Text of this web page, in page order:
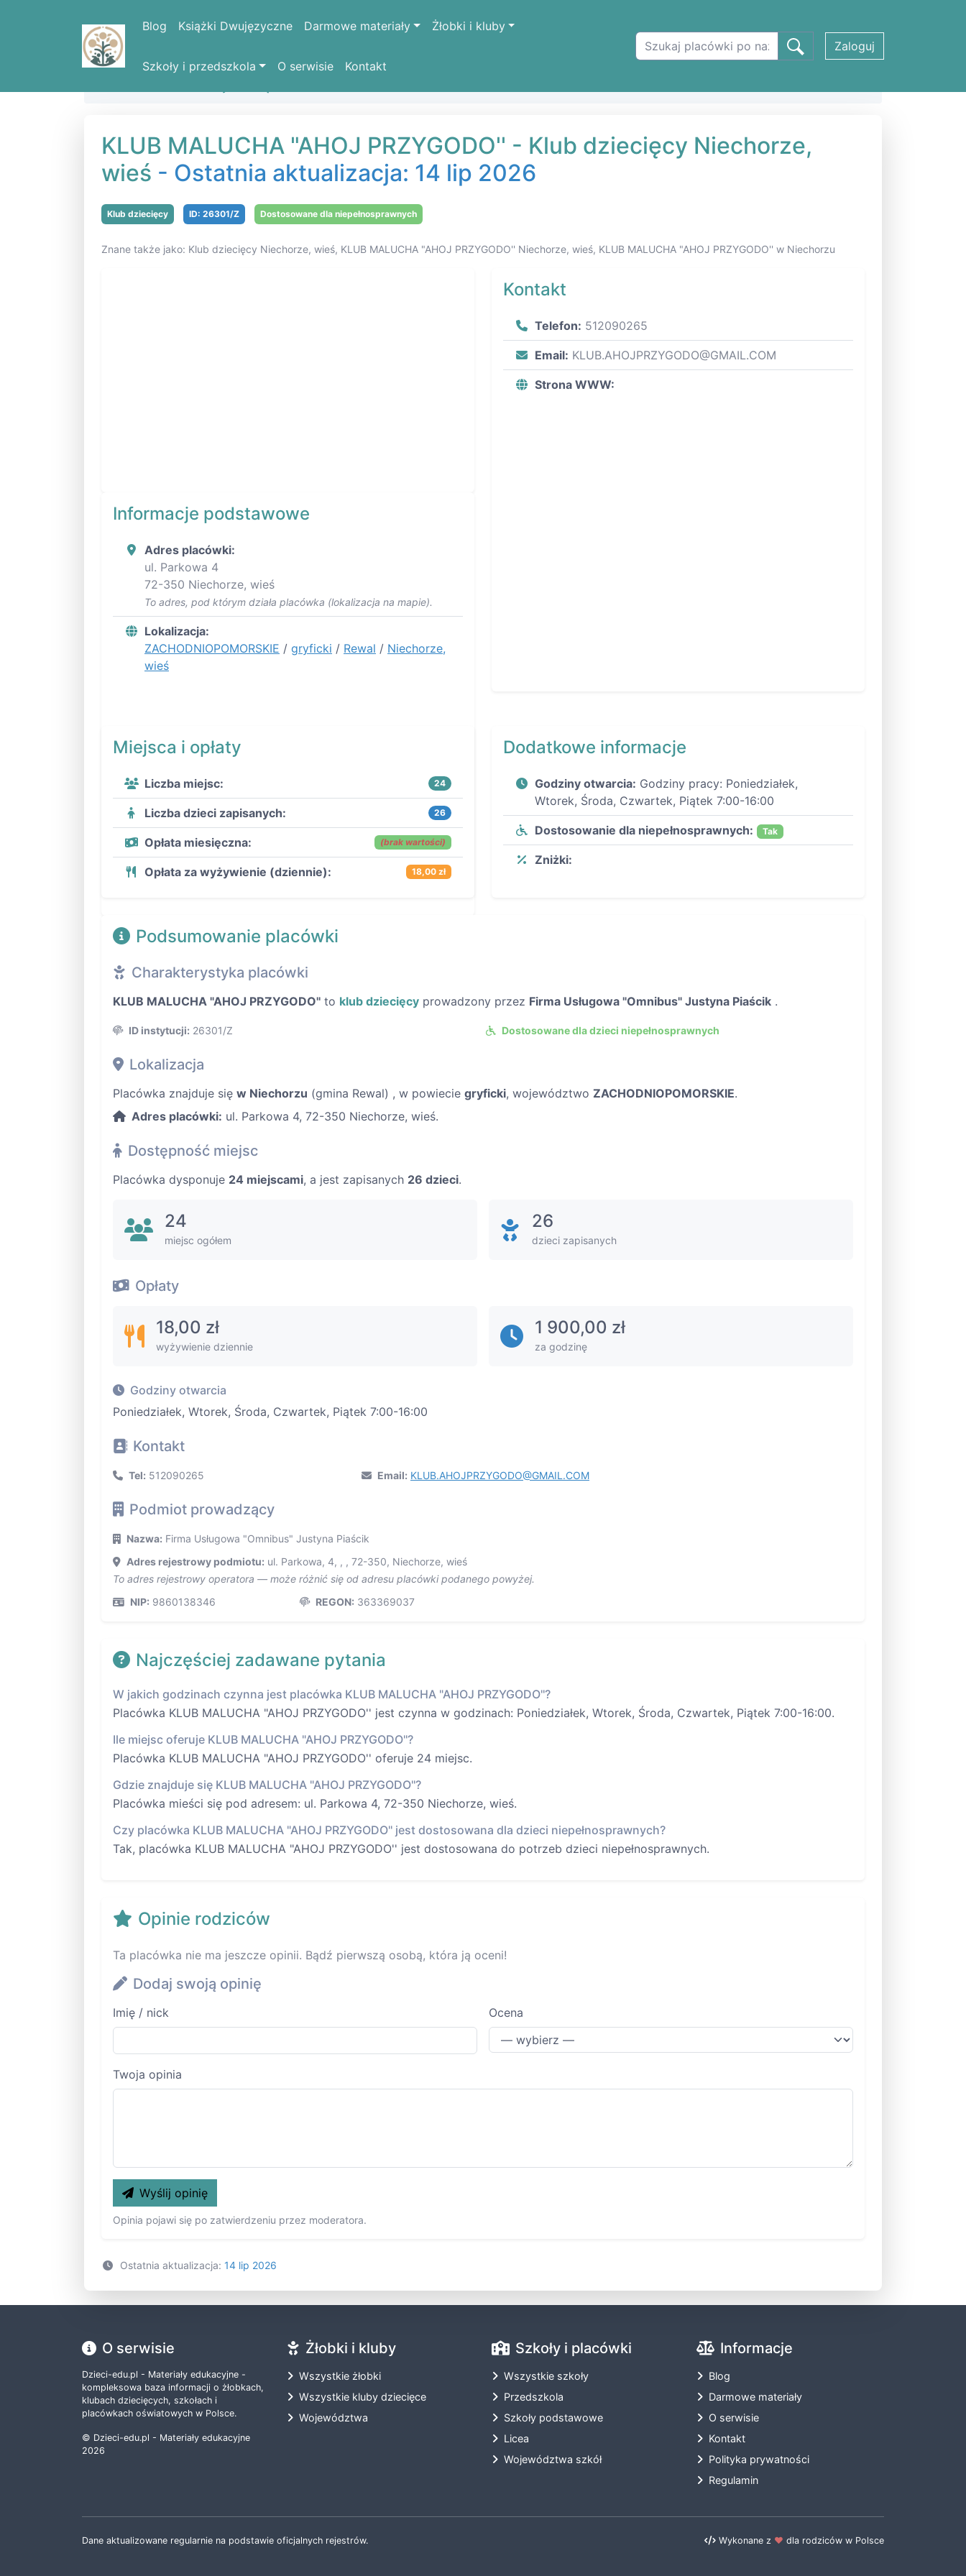
Blog Książki Dwujęzyczne Darmowe materiały Żłobki i kluby
Szkoły i przedszkola O serwisie Kontakt
Zaloguj
KLUB MALUCHA "AHOJ PRZYGODO'' - Klub dziecięcy Niechorze,
wieś - Ostatnia aktualizacja: 14 lip 2026
Klub dziecięcy ID: 26301/Z Dostosowane dla niepełnosprawnych
Znane także jako: Klub dziecięcy Niechorze, wieś, KLUB MALUCHA "AHOJ PRZYGODO'' Niechorze, wieś, KLUB MALUCHA "AHOJ PRZYGODO'' w Niechorzu
Informacje podstawowe
Adres placówki:
ul. Parkowa 4
72-350 Niechorze, wieś
To adres, pod którym działa placówka (lokalizacja na mapie).
Lokalizacja:
ZACHODNIOPOMORSKIE / gryficki / Rewal / Niechorze,
wieś
Kontakt
Telefon: 512090265
Email: KLUB.AHOJPRZYGODO@GMAIL.COM
Strona WWW:
Miejsca i opłaty
Liczba miejsc: 24
Liczba dzieci zapisanych: 26
Opłata miesięczna: (brak wartości)
Opłata za wyżywienie (dziennie): 18,00 zł
Dodatkowe informacje
Godziny otwarcia: Godziny pracy: Poniedziałek,
Wtorek, Środa, Czwartek, Piątek 7:00-16:00
Dostosowanie dla niepełnosprawnych: Tak
Zniżki:
Podsumowanie placówki
Charakterystyka placówki
KLUB MALUCHA "AHOJ PRZYGODO'' to klub dziecięcy prowadzony przez Firma Usługowa "Omnibus" Justyna Piaścik .
ID instytucji: 26301/Z Dostosowane dla dzieci niepełnosprawnych
Lokalizacja
Placówka znajduje się w Niechorzu (gmina Rewal) , w powiecie gryficki, województwo ZACHODNIOPOMORSKIE.
Adres placówki: ul. Parkowa 4, 72-350 Niechorze, wieś.
Dostępność miejsc
Placówka dysponuje 24 miejscami, a jest zapisanych 26 dzieci.
24
miejsc ogółem
26
dzieci zapisanych
Opłaty
18,00 zł
wyżywienie dziennie
1 900,00 zł
za godzinę
Godziny otwarcia
Poniedziałek, Wtorek, Środa, Czwartek, Piątek 7:00-16:00
Kontakt
Tel: 512090265 Email: KLUB.AHOJPRZYGODO@GMAIL.COM
Podmiot prowadzący
Nazwa: Firma Usługowa "Omnibus" Justyna Piaścik
Adres rejestrowy podmiotu: ul. Parkowa, 4, , , 72-350, Niechorze, wieś
To adres rejestrowy operatora — może różnić się od adresu placówki podanego powyżej.
NIP: 9860138346 REGON: 363369037
Najczęściej zadawane pytania
W jakich godzinach czynna jest placówka KLUB MALUCHA "AHOJ PRZYGODO''?
Placówka KLUB MALUCHA "AHOJ PRZYGODO'' jest czynna w godzinach: Poniedziałek, Wtorek, Środa, Czwartek, Piątek 7:00-16:00.
Ile miejsc oferuje KLUB MALUCHA "AHOJ PRZYGODO''?
Placówka KLUB MALUCHA "AHOJ PRZYGODO'' oferuje 24 miejsc.
Gdzie znajduje się KLUB MALUCHA "AHOJ PRZYGODO''?
Placówka mieści się pod adresem: ul. Parkowa 4, 72-350 Niechorze, wieś.
Czy placówka KLUB MALUCHA "AHOJ PRZYGODO'' jest dostosowana dla dzieci niepełnosprawnych?
Tak, placówka KLUB MALUCHA "AHOJ PRZYGODO'' jest dostosowana do potrzeb dzieci niepełnosprawnych.
Opinie rodziców
Ta placówka nie ma jeszcze opinii. Bądź pierwszą osobą, która ją oceni!
Dodaj swoją opinię
Imię / nick Ocena
Twoja opinia
Wyślij opinię
Opinia pojawi się po zatwierdzeniu przez moderatora.
Ostatnia aktualizacja: 14 lip 2026
O serwisie
Dzieci-edu.pl - Materiały edukacyjne -
kompleksowa baza informacji o żłobkach,
klubach dziecięcych, szkołach i
placówkach oświatowych w Polsce.
© Dzieci-edu.pl - Materiały edukacyjne
2026
Żłobki i kluby
Wszystkie żłobki
Wszystkie kluby dziecięce
Województwa
Szkoły i placówki
Wszystkie szkoły
Przedszkola
Szkoły podstawowe
Licea
Województwa szkół
Informacje
Blog
Darmowe materiały
O serwisie
Kontakt
Polityka prywatności
Regulamin
Dane aktualizowane regularnie na podstawie oficjalnych rejestrów. Wykonane z ❤️ dla rodziców w Polsce